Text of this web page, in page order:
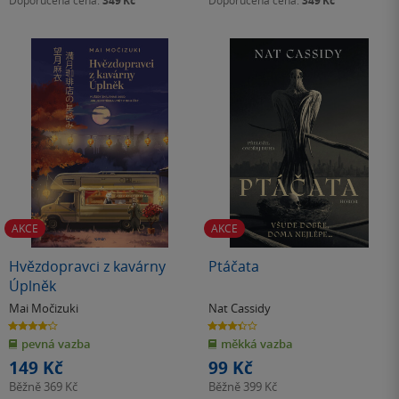
AKCE
Hvězdopravci z kavárny
Úplněk
Mai Močizuki
4.1
z
5
hvězdiček
pevná vazba
149 Kč
Běžně 369 Kč
AKCE
Ptáčata
Nat Cassidy
3.4
z
5
hvězdiček
měkká vazba
99 Kč
Běžně 399 Kč